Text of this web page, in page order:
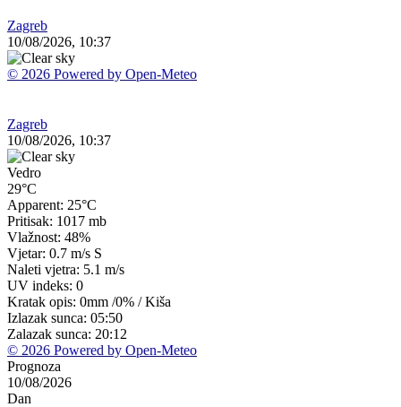
Zagreb
10/08/2026, 10:37
© 2026 Powered by Open-Meteo
Zagreb
10/08/2026, 10:37
Vedro
29°C
Apparent: 25°C
Pritisak: 1017 mb
Vlažnost: 48%
Vjetar: 0.7 m/s S
Naleti vjetra: 5.1 m/s
UV indeks: 0
Kratak opis: 0mm /0% /Kiša
Izlazak sunca: 05:50
Zalazak sunca: 20:12
© 2026 Powered by Open-Meteo
Prognoza
10/08/2026
Dan